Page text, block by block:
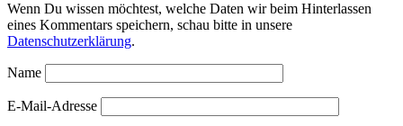
Wenn Du wissen möchtest, welche Daten wir beim Hinterlassen
eines Kommentars speichern, schau bitte in unsere
Datenschutzerklärung.
Name
E-Mail-Adresse